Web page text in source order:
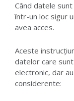
Când datele
într-un loc sigur
avea acces.
Aceste
datelor care
electronic, dar
considerente: